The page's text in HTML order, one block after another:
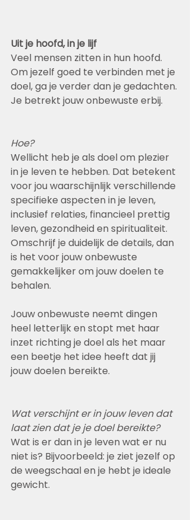
Uit je hoofd, in je lijf
Veel mensen zitten in hun hoofd.
Om jezelf goed te verbinden met je
doel, ga je verder dan je gedachten.
Je betrekt jouw onbewuste erbij.
Hoe?
Wellicht heb je als doel om plezier
in je leven te hebben. Dat betekent
voor jou waarschijnlijk verschillende
specifieke aspecten in je leven,
inclusief relaties, financieel prettig
leven, gezondheid en spiritualiteit.
Omschrijf je duidelijk de details, dan
is het voor jouw onbewuste
gemakkelijker om jouw doelen te
behalen.
Jouw onbewuste neemt dingen
heel letterlijk en stopt met haar
inzet richting je doel als het maar
een beetje het idee heeft dat jij
jouw doelen bereikte.
Wat verschijnt er in jouw leven dat
laat zien dat je je doel bereikte?
Wat is er dan in je leven wat er nu
niet is? Bijvoorbeeld: je ziet jezelf op
de weegschaal en je hebt je ideale
gewicht.